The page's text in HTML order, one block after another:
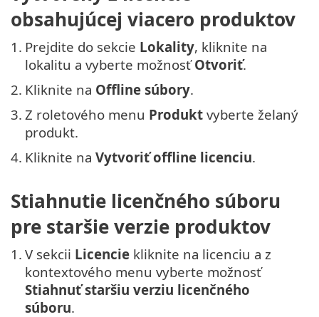
obsahujúcej viacero produktov
1. Prejdite do sekcie Lokality, kliknite na
lokalitu a vyberte možnosťOtvoriť.
2. Kliknite na Offline súbory.
3. Z roletového menu Produkt vyberte želaný
produkt.
4. Kliknite na Vytvoriť offline licenciu.
Stiahnutie licenčného súboru
pre staršie verzie produktov
1. V sekcii Licencie kliknite na licenciu a z
kontextového menu vyberte možnosť
Stiahnuť staršiu verziu licenčného
súboru.